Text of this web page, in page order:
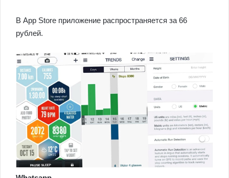
В App Store приложение распространяется за 66
рублей.